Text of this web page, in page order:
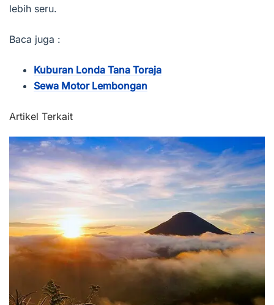
lebih seru.
Baca juga :
Kuburan Londa Tana Toraja
Sewa Motor Lembongan
Artikel Terkait